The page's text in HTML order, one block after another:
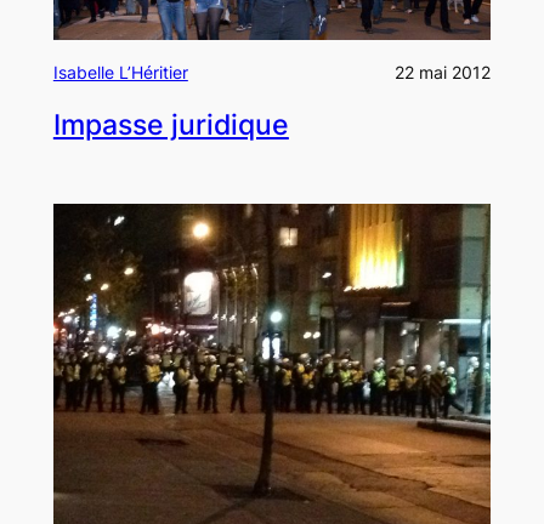
Isabelle L’Héritier 22 mai 2012
Impasse juridique